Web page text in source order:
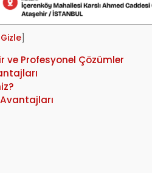
Gizle]
ve Profesyonel Çözümler